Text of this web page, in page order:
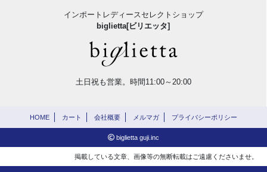
インポートレディースセレクトショップ
biglietta[ビリエッタ]
土日祝も営業。時間11:00～20:00
HOME カート 会社概要 メルマガ プライバシーポリシー
biglietta guji.inc
掲載している文章、画像等の無断転載はご遠慮くださいませ。